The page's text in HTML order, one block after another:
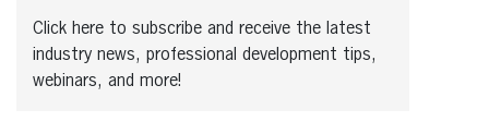
Click here to subscribe and receive the latest
industry news, professional development tips,
webinars, and more!